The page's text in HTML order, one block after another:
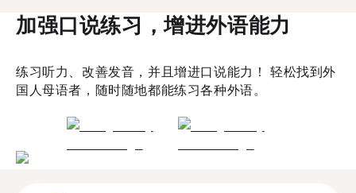
加强口说练习，增进外语能力
练习听力、改善发音，并且增进口说能力！ 轻松找到外
国人母语者，随时随地都能练习各种外语。